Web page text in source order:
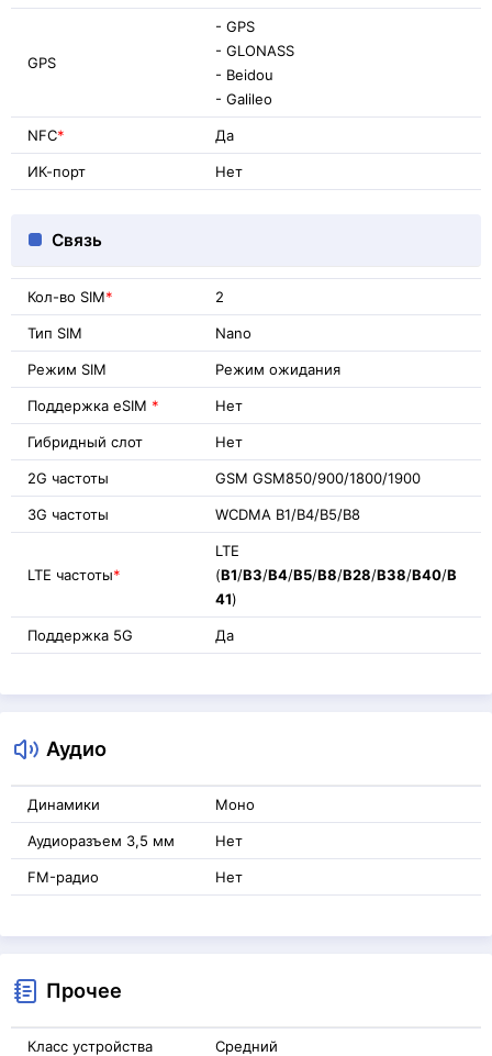
GPS
- GPS
- GLONASS
- Beidou
- Galileo
NFC* Да
ИК-порт Нет
Связь
Кол-во SIM* 2
Тип SIM Nano
Режим SIM Режим ожидания
Поддержка eSIM * Нет
Гибридный слот Нет
2G частоты GSM GSM850/900/1800/1900
3G частоты WCDMA B1/B4/B5/B8
LTE частоты*
LTE
(B1/B3/B4/B5/B8/B28/B38/B40/B
41)
Поддержка 5G Да
Аудио
Динамики Моно
Аудиоразъем 3,5 мм Нет
FM-радио Нет
Прочее
Класс устройства Средний